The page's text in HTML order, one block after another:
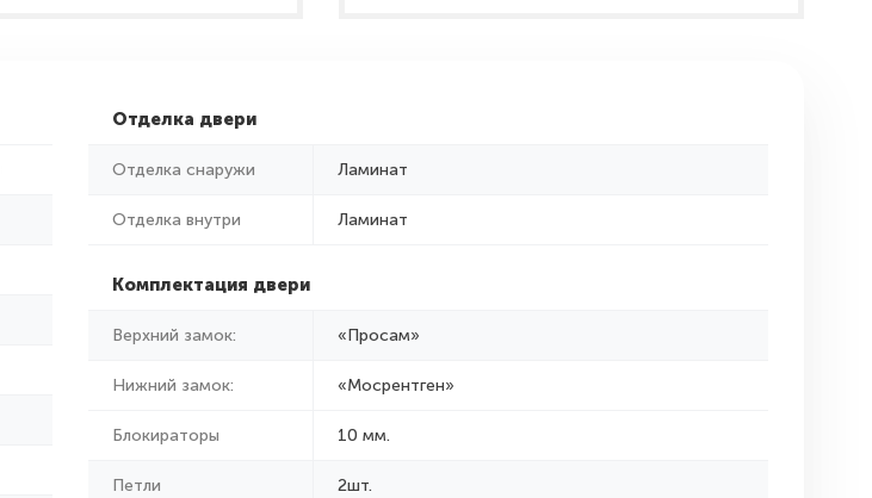
Отделка двери
Отделка снаружи Ламинат
Отделка внутри Ламинат
Комплектация двери
Верхний замок: «Просам»
Нижний замок: «Мосрентген»
Блокираторы 10 мм.
Петли 2шт.